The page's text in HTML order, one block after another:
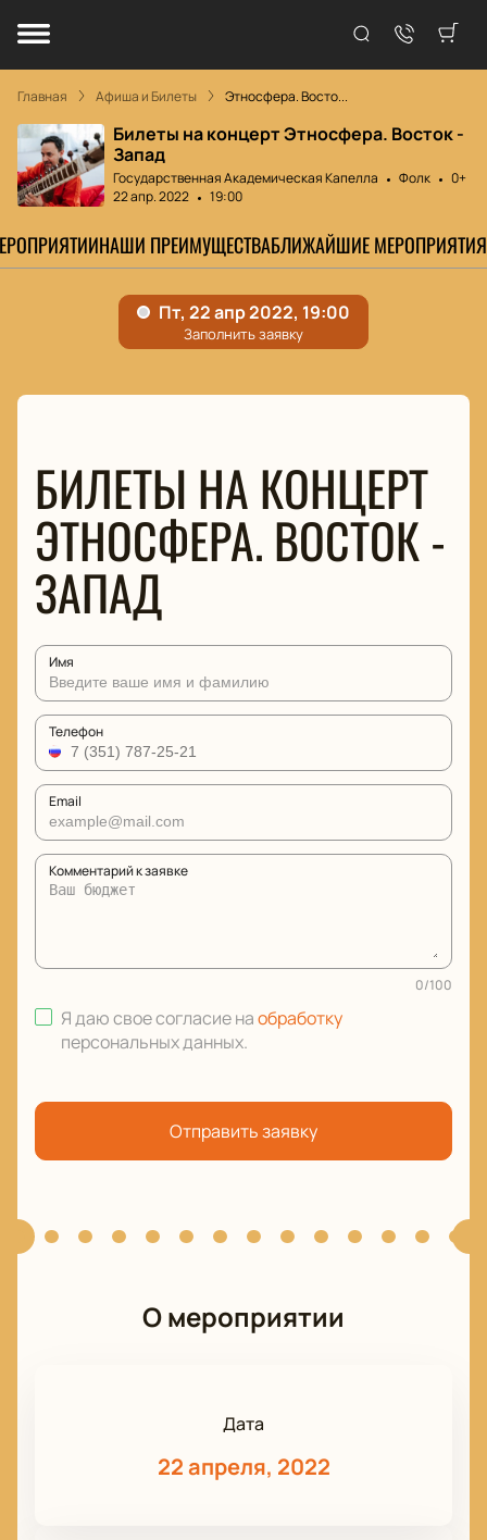
Главная Афиша и Билеты Этносфера. Восто...
Билеты на концерт Этносфера. Восток -
Запад
Государственная Академическая Капелла Фолк
0+
22 апр. 2022
19:00
НАШИ ПРЕИМУЩЕСТВАБЛИЖАЙШИЕ МЕРОПРИЯТИЯ
БИЛЕТЫ НА КОНЦЕРТ
ЭТНОСФЕРА. ВОСТОК -
ЗАПАД
Имя
Телефон
Email
Комментарий к заявке
0/100
Я даю свое согласие наобработку
персональных данных.
Отправить заявку
О мероприятии
Дата
22 апреля, 2022